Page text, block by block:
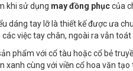
khi sử dụng may đồng phụccủa
dáng tay lỡ là thiết kế được ưa
các việc tay chân, ngoài ra vẫn
phẩm với cổ tàu hoặc cổ bẻ
xanh cùng với viền cổ hoa văn